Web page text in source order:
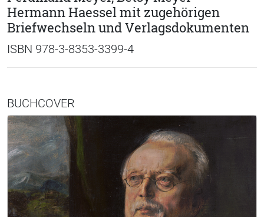
Hermann Haessel mit zugehörigen
Briefwechseln und Verlagsdokumenten
ISBN 978-3-8353-3399-4
BUCHCOVER